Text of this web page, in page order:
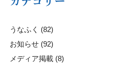
うなふく (82)
お知らせ (92)
メディア掲載 (8)